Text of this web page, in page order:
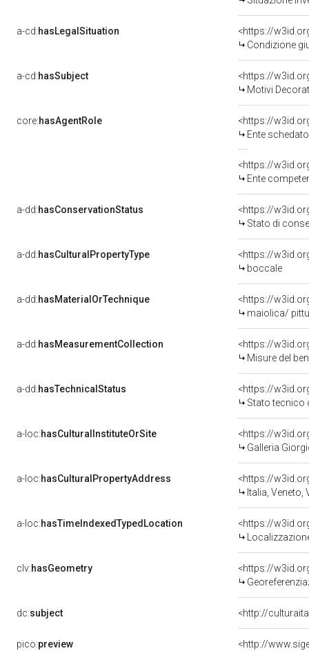
a-cd:hasLegalSituation
<https://
Condizione
a-cd:hasSubject
<https://
Motivi
core:hasAgentRole
<https://
Ente
<https://
Ente competente per tutela
a-dd:hasConservationStatus
<https://
Stato di
a-dd:hasCulturalPropertyType
<https://
boccale
a-dd:hasMaterialOrTechnique
<https://
maiolica/
a-dd:hasMeasurementCollection
<https://
Misure del
a-dd:hasTechnicalStatus
<https://
Stato tecnico
a-loc:hasCulturalInstituteOrSite
<https://
Galleria
a-loc:hasCulturalPropertyAddress
<https://
Italia, Veneto,
a-loc:hasTimeIndexedTypedLocation
<https://
clv:hasGeometry
<https://
dc:subject <http://
pico:preview